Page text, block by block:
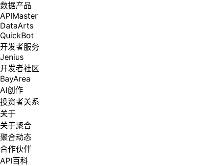
数据产品
APIMaster
DataArts
QuickBot
开发者服务
Jenius
开发者社区
BayArea
AI创作
投资者关系
关于
关于聚合
聚合动态
合作伙伴
API百科